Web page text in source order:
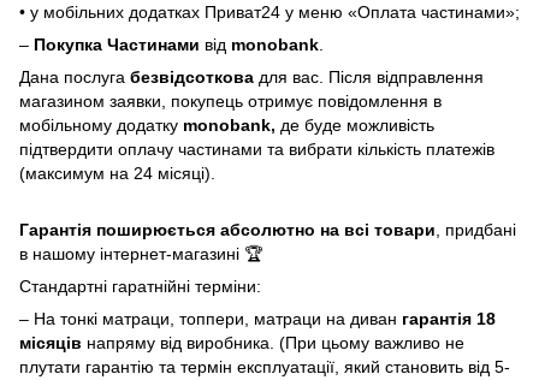
• у мобільних додатках Приват24 у меню «Оплата частинами»;
– Покупка Частинами від monobank
Дана послуга безвідсоткова для вас. Після відправлення
магазином заявки, покупець отримує повідомлення в
мобільному додатку monobank, де буде можливість
підтвердити оплачу частинами та вибрати кількість платежів
(максимум на 24 місяці).
Гарантія поширюється абсолютно на всі товари , придбані
в нашому інтернет-магазині 🏆
Стандартні гаратнійні терміни:
– На тонкі матраци, топпери, матраци на диван гарантія 18
місяців напряму від виробника. (При цьому важливо не
плутати гарантію та термін експлуатації, який становить від 5-